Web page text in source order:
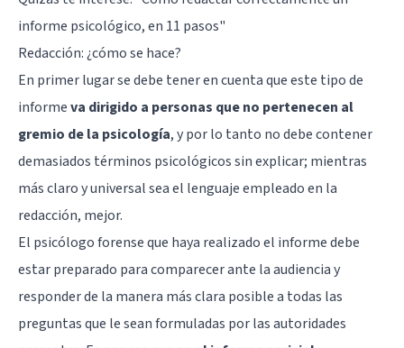
informe psicológico, en 11 pasos"
Redacción: ¿cómo se hace?
En primer lugar se debe tener en cuenta que este tipo de
informeva dirigido a personas que no pertenecen al
gremio de la psicología, y por lo tanto no debe contener
demasiados términos psicológicos sin explicar; mientras
más claro y universal sea el lenguaje empleado en la
redacción, mejor.
El psicólogo forense que haya realizado el informe debe
estar preparado para comparecer ante la audiencia y
responder de la manera más clara posible a todas las
preguntas que le sean formuladas por las autoridades